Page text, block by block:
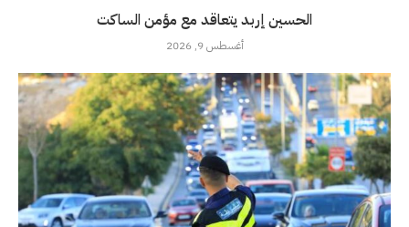
الحسين إربد يتعاقد مع مؤمن الساكت
أغسطس 9, 2026